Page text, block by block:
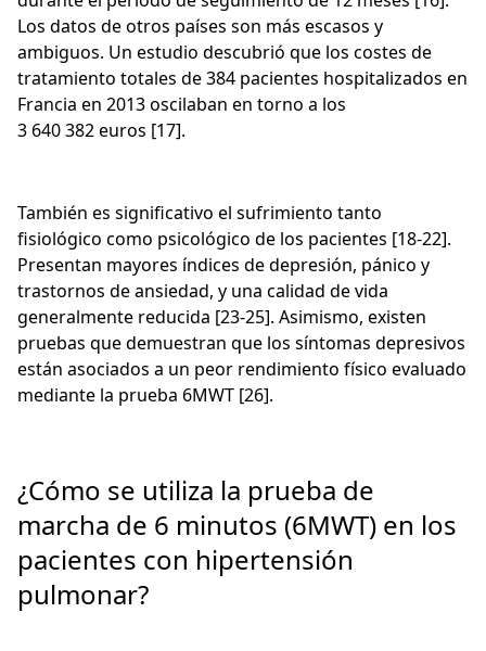
Los datos de otros países son más escasos y
ambiguos. Un estudio descubrió que los costes de
tratamiento totales de 384 pacientes hospitalizados en
Francia en 2013 oscilaban en torno a los
3 640 382 euros [17].
También es significativo el sufrimiento tanto
fisiológico como psicológico de los pacientes [18-22].
Presentan mayores índices de depresión, pánico y
trastornos de ansiedad, y una calidad de vida
generalmente reducida [23-25]. Asimismo, existen
pruebas que demuestran que los síntomas depresivos
están asociados a un peor rendimiento físico evaluado
mediante la prueba 6MWT [26].
¿Cómo se utiliza la prueba de
marcha de 6 minutos (6MWT) en los
pacientes con hipertensión
pulmonar?